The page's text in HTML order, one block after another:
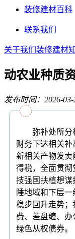
装修建材百科
联系我们
关于我们 装修建材
动农业种质
发布时间：2026-03-
弥补处所分析
财务下达相关补
新相关产物发卖
得税，全面贯
技强国扶植想谋
陲地域和下层
稳步回升走势；
费、差盘缠、
绿色从权债券。